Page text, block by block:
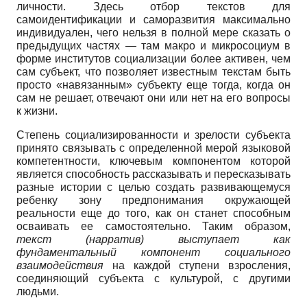
личности. Здесь отбор текстов для
самоидентификации и саморазвития максимально
индивидуален, чего нельзя в полной мере сказать о
предыдущих частях — там макро и микросоциум в
форме институтов социализации более активен, чем
сам субъект, что позволяет известным текстам быть
просто «навязанным» субъекту еще тогда, когда он
сам не решает, отвечают они или нет на его вопросы
к жизни.
Степень социализированности и зрелости субъекта
принято связывать с определенной мерой языковой
компетентности, ключевым компонентом которой
является способность рассказывать и пересказывать
разные истории с целью создать развивающемуся
ребенку зону предпонимания окружающей
реальности еще до того, как он станет способным
осваивать ее самостоятельно. Таким образом,
текст (нарратив) выступает как
фундаментальный компонент социального
взаимодействия на каждой ступени взросления,
соединяющий субъекта с культурой, с другими
людьми.